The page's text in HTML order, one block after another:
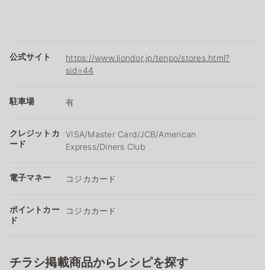
公式サイト
https://www.liondor.jp/tenpo/stores.html?
sid=44
駐車場 有
クレジットカ
ード
VISA/Master Card/JCB/American
Express/Diners Club
電子マネー コジカカード
ポイントカー
ド
コジカカード
チラシ掲載商品からレシピを探す